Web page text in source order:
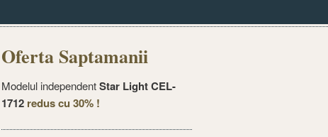
Oferta Saptamanii
Modelul independentStar Light CEL-
1712 redus cu 30% !